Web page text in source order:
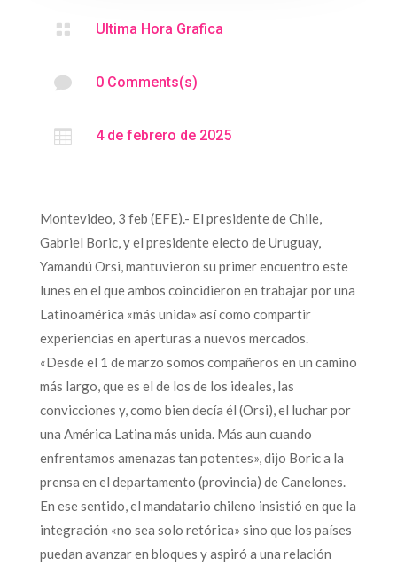
 Ultima Hora Grafica
 0 Comments(s)
 4 de febrero de 2025
Montevideo, 3 feb (EFE).- El presidente de Chile,
Gabriel Boric, y el presidente electo de Uruguay,
Yamandú Orsi, mantuvieron su primer encuentro este
lunes en el que ambos coincidieron en trabajar por una
Latinoamérica «más unida» así como compartir
experiencias en aperturas a nuevos mercados.
«Desde el 1 de marzo somos compañeros en un camino
más largo, que es el de los de los ideales, las
convicciones y, como bien decía él (Orsi), el luchar por
una América Latina más unida. Más aun cuando
enfrentamos amenazas tan potentes», dijo Boric a la
prensa en el departamento (provincia) de Canelones.
En ese sentido, el mandatario chileno insistió en que la
integración «no sea solo retórica» sino que los países
puedan avanzar en bloques y aspiró a una relación